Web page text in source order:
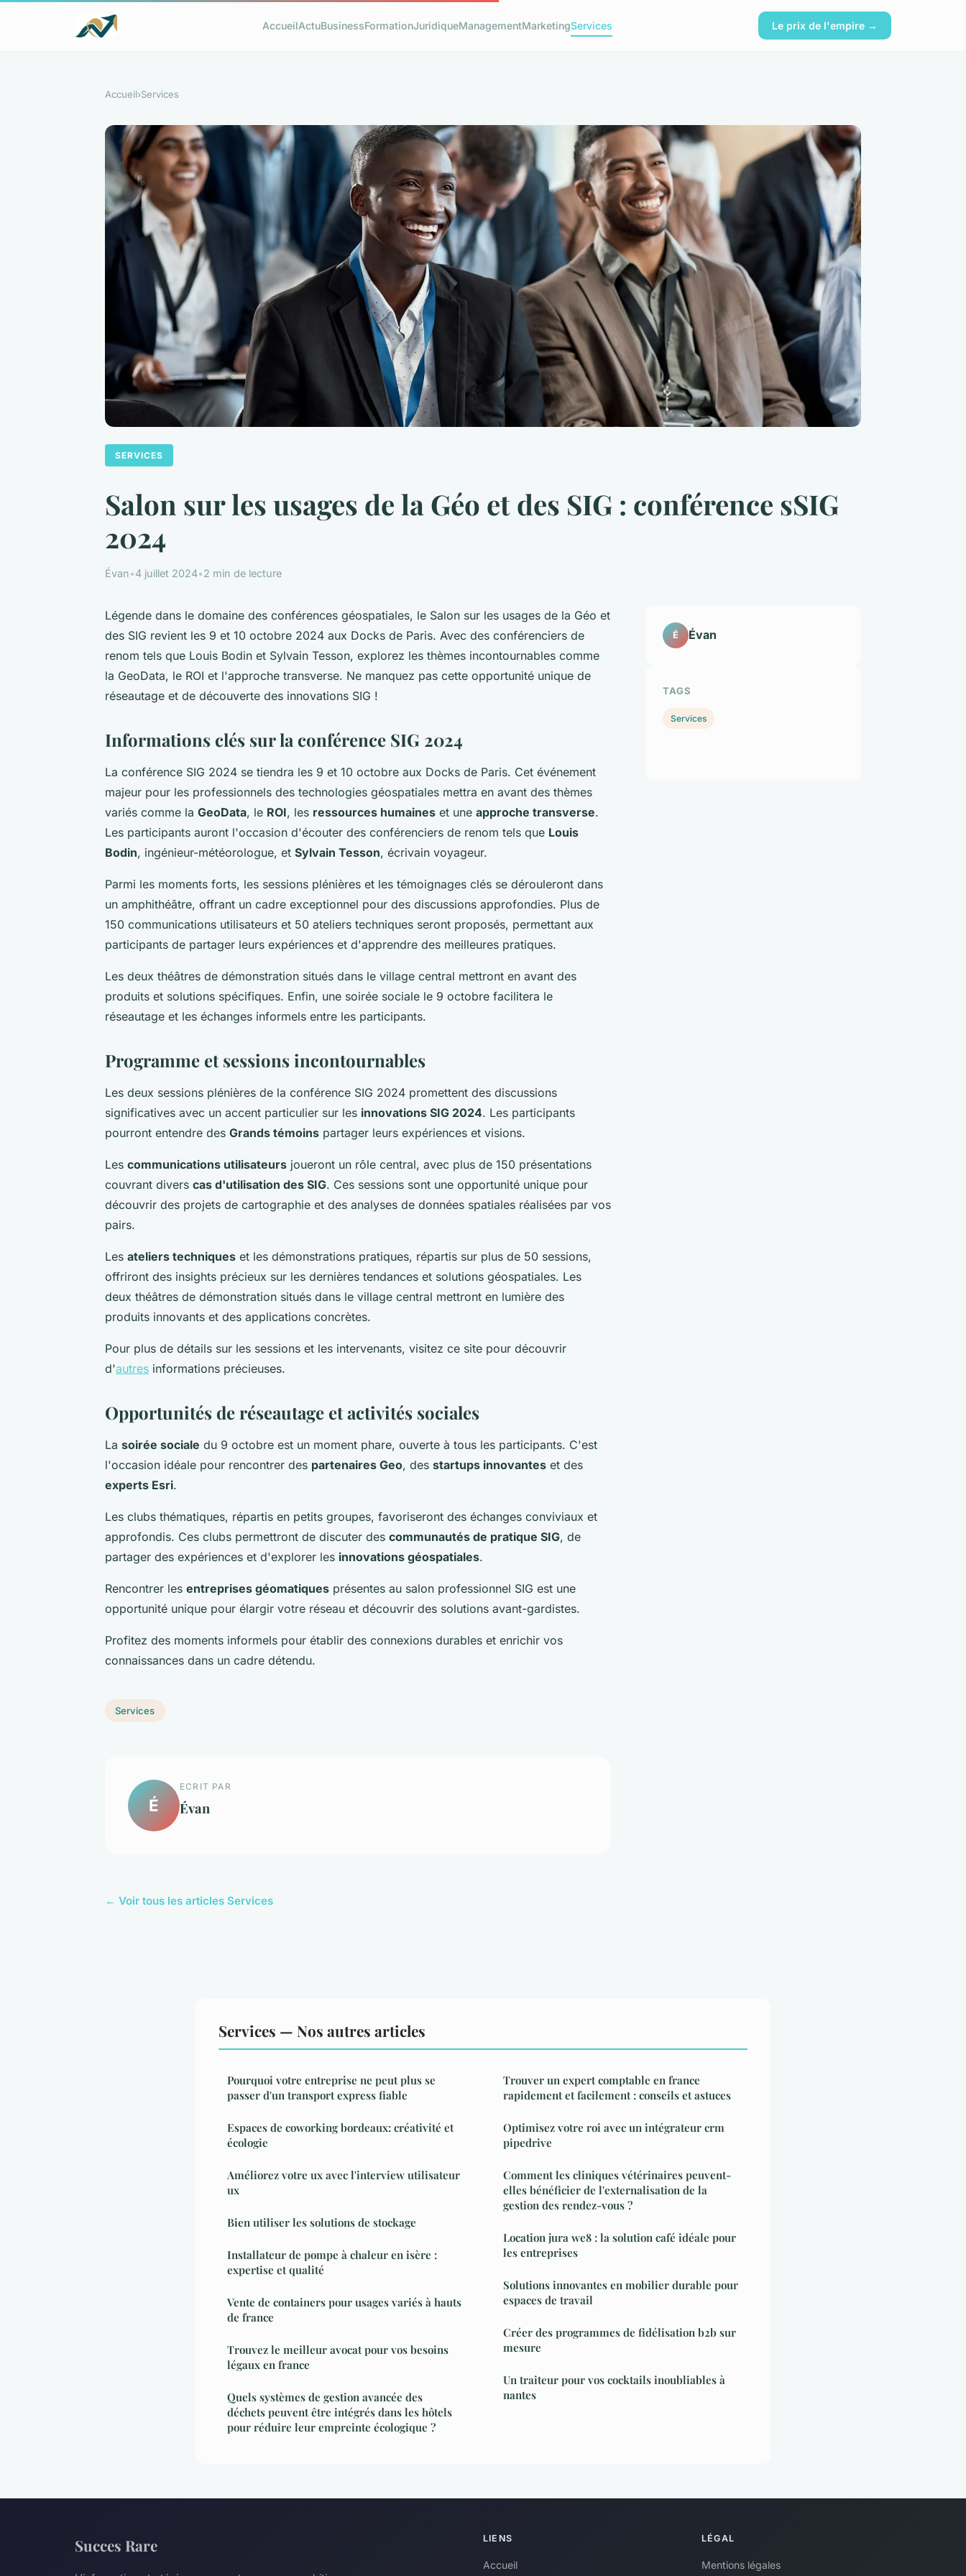
AccueilActuBusinessFormationJuridiqueManagementMarketingServices Le prix de l'empire →
Accueil›Services
SERVICES
Salon sur les usages de la Géo et des SIG : conférence sSIG
2024
Évan•4 juillet 2024•2 min de lecture
Légende dans le domaine des conférences géospatiales, le Salon sur les usages de la Géo et
des SIG revient les 9 et 10 octobre 2024 aux Docks de Paris. Avec des conférenciers de
renom tels que Louis Bodin et Sylvain Tesson, explorez les thèmes incontournables comme
la GeoData, le ROI et l'approche transverse. Ne manquez pas cette opportunité unique de
réseautage et de découverte des innovations SIG !
Informations clés sur la conférence SIG 2024
La conférence SIG 2024 se tiendra les 9 et 10 octobre aux Docks de Paris. Cet événement
majeur pour les professionnels des technologies géospatiales mettra en avant des thèmes
variés comme la GeoData, le ROI, les ressources humaines et une approche transverse.
Les participants auront l'occasion d'écouter des conférenciers de renom tels que Louis
Bodin, ingénieur-météorologue, et Sylvain Tesson, écrivain voyageur.
Parmi les moments forts, les sessions plénières et les témoignages clés se dérouleront dans
un amphithéâtre, offrant un cadre exceptionnel pour des discussions approfondies. Plus de
150 communications utilisateurs et 50 ateliers techniques seront proposés, permettant aux
participants de partager leurs expériences et d'apprendre des meilleures pratiques.
Les deux théâtres de démonstration situés dans le village central mettront en avant des
produits et solutions spécifiques. Enfin, une soirée sociale le 9 octobre facilitera le
réseautage et les échanges informels entre les participants.
Programme et sessions incontournables
Les deux sessions plénières de la conférence SIG 2024 promettent des discussions
significatives avec un accent particulier sur les innovations SIG 2024. Les participants
pourront entendre des Grands témoins partager leurs expériences et visions.
Les communications utilisateurs joueront un rôle central, avec plus de 150 présentations
couvrant divers cas d'utilisation des SIG. Ces sessions sont une opportunité unique pour
découvrir des projets de cartographie et des analyses de données spatiales réalisées par vos
pairs.
Les ateliers techniques et les démonstrations pratiques, répartis sur plus de 50 sessions,
offriront des insights précieux sur les dernières tendances et solutions géospatiales. Les
deux théâtres de démonstration situés dans le village central mettront en lumière des
produits innovants et des applications concrètes.
Pour plus de détails sur les sessions et les intervenants, visitez ce site pour découvrir
d'autres informations précieuses.
Opportunités de réseautage et activités sociales
La soirée sociale du 9 octobre est un moment phare, ouverte à tous les participants. C'est
l'occasion idéale pour rencontrer des partenaires Geo, des startups innovantes et des
experts Esri.
Les clubs thématiques, répartis en petits groupes, favoriseront des échanges conviviaux et
approfondis. Ces clubs permettront de discuter des communautés de pratique SIG, de
partager des expériences et d'explorer les innovations géospatiales.
Rencontrer les entreprises géomatiques présentes au salon professionnel SIG est une
opportunité unique pour élargir votre réseau et découvrir des solutions avant-gardistes.
Profitez des moments informels pour établir des connexions durables et enrichir vos
connaissances dans un cadre détendu.
Services
É
ECRIT PAR
Évan
← Voir tous les articles Services
É Évan
TAGS
Services
Services — Nos autres articles
Pourquoi votre entreprise ne peut plus se
passer d'un transport express fiable
Espaces de coworking bordeaux: créativité et
écologie
Améliorez votre ux avec l'interview utilisateur
ux
Bien utiliser les solutions de stockage
Installateur de pompe à chaleur en isère :
expertise et qualité
Vente de containers pour usages variés à hauts
de france
Trouvez le meilleur avocat pour vos besoins
légaux en france
Quels systèmes de gestion avancée des
déchets peuvent être intégrés dans les hôtels
pour réduire leur empreinte écologique ?
Trouver un expert comptable en france
rapidement et facilement : conseils et astuces
Optimisez votre roi avec un intégrateur crm
pipedrive
Comment les cliniques vétérinaires peuvent-
elles bénéficier de l'externalisation de la
gestion des rendez-vous ?
Location jura we8 : la solution café idéale pour
les entreprises
Solutions innovantes en mobilier durable pour
espaces de travail
Créer des programmes de fidélisation b2b sur
mesure
Un traiteur pour vos cocktails inoubliables à
nantes
Succes Rare LIENS
Accueil
LÉGAL
Mentions légales